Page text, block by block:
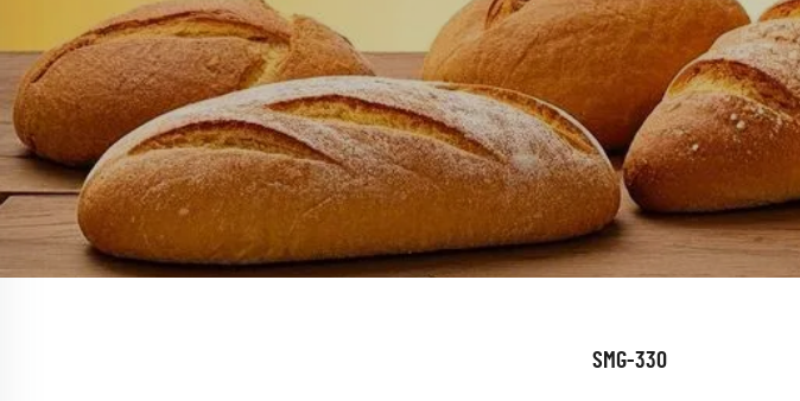
SMG-330